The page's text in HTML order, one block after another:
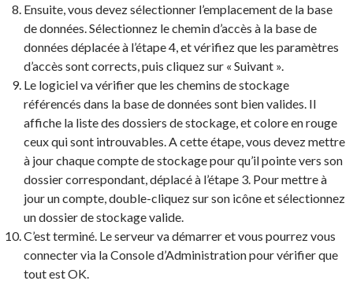
Ensuite, vous devez sélectionner l’emplacement de la base
de données. Sélectionnez le chemin d’accès à la base de
données déplacée à l’étape 4, et vérifiez que les paramètres
d’accès sont corrects, puis cliquez sur « Suivant ».
Le logiciel va vérifier que les chemins de stockage
référencés dans la base de données sont bien valides. Il
affiche la liste des dossiers de stockage, et colore en rouge
ceux qui sont introuvables. A cette étape, vous devez mettre
à jour chaque compte de stockage pour qu’il pointe vers son
dossier correspondant, déplacé à l’étape 3. Pour mettre à
jour un compte, double-cliquez sur son icône et sélectionnez
un dossier de stockage valide.
C’est terminé. Le serveur va démarrer et vous pourrez vous
connecter via la Console d’Administration pour vérifier que
tout est OK.